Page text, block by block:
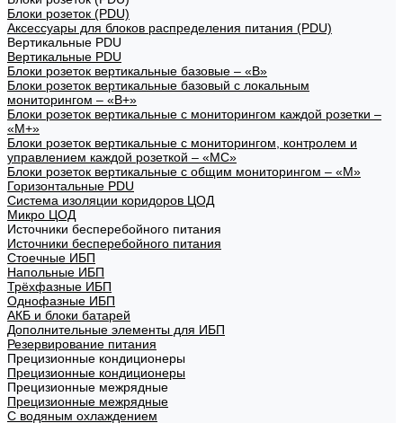
Блоки розеток (PDU)
Аксессуары для блоков распределения питания (PDU)
Вертикальные PDU
Вертикальные PDU
Блоки розеток вертикальные базовые – «В»
Блоки розеток вертикальные базовый с локальным
мониторингом – «В+»
Блоки розеток вертикальные с мониторингом каждой розетки –
«М+»
Блоки розеток вертикальные с мониторингом, контролем и
управлением каждой розеткой – «МС»
Блоки розеток вертикальные с общим мониторингом – «М»
Горизонтальные PDU
Система изоляции коридоров ЦОД
Микро ЦОД
Источники бесперебойного питания
Источники бесперебойного питания
Стоечные ИБП
Напольные ИБП
Трёхфазные ИБП
Однофазные ИБП
АКБ и блоки батарей
Дополнительные элементы для ИБП
Резервирование питания
Прецизионные кондиционеры
Прецизионные кондиционеры
Прецизионные межрядные
Прецизионные межрядные
С водяным охлаждением